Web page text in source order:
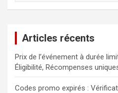
Articles récents
Prix de l’événement à durée
Éligibilité, Récompenses
Codes promo expirés :